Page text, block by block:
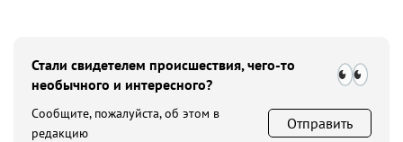
Стали свидетелем происшествия, чего-то
необычного и интересного?
Сообщите, пожалуйста, об этом в
редакцию
Отправить